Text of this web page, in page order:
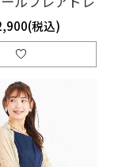
ネイビー）
税込)